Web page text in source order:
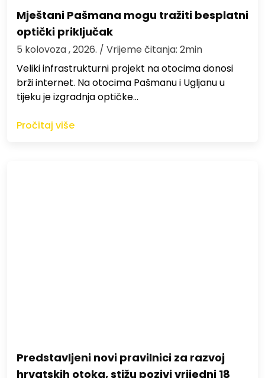
Mještani Pašmana mogu tražiti besplatni
optički priključak
5 kolovoza , 2026. / Vrijeme čitanja: 2min
Veliki infrastrukturni projekt na otocima donosi
brži internet. Na otocima Pašmanu i Ugljanu u
tijeku je izgradnja optičke…
Pročitaj više
Predstavljeni novi pravilnici za razvoj
hrvatskih otoka, stižu pozivi vrijedni 18